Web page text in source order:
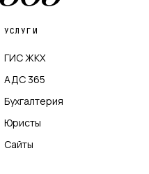
УСЛУГИ
ГИС ЖКХ
АДС 365
Бухгалтерия
Юристы
Сайты